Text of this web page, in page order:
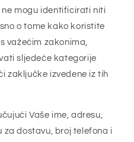
mogu identificirati niti
o tome kako koristite
važećim zakonima,
sljedeće kategorije
zaključke izvedene iz tih
Vaše ime, adresu,
za dostavu, broj telefona i